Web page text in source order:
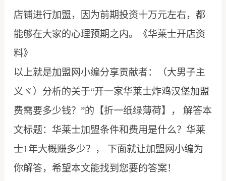
店铺进行加盟，因为前期投资十万元左右，都
能够在大家的心理预期之内。《华莱士开店资
料》
以上就是加盟网小编分享贡献者：（大男子主
义ヾ）分析的关于“开一家华莱士炸鸡汉堡加盟
费需要多少钱？”的【折一纸绿薄荷】， 解答本
文标题：华莱士加盟条件和费用是什么？华莱
士1年大概赚多少？， 下面就让加盟网小编为
你解答，希望本文能找到您要的答案！